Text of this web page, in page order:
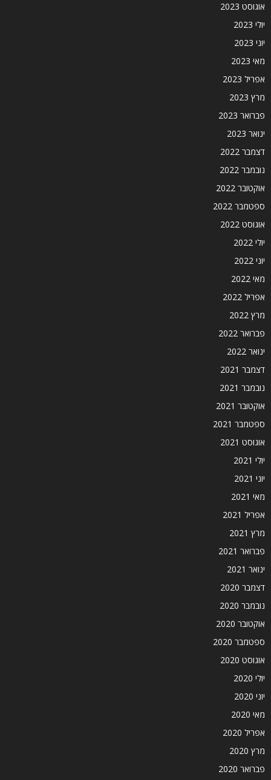
אוגוסט 2023
יולי 2023
יוני 2023
מאי 2023
אפריל 2023
מרץ 2023
פברואר 2023
ינואר 2023
דצמבר 2022
נובמבר 2022
אוקטובר 2022
ספטמבר 2022
אוגוסט 2022
יולי 2022
יוני 2022
מאי 2022
אפריל 2022
מרץ 2022
פברואר 2022
ינואר 2022
דצמבר 2021
נובמבר 2021
אוקטובר 2021
ספטמבר 2021
אוגוסט 2021
יולי 2021
יוני 2021
מאי 2021
אפריל 2021
מרץ 2021
פברואר 2021
ינואר 2021
דצמבר 2020
נובמבר 2020
אוקטובר 2020
ספטמבר 2020
אוגוסט 2020
יולי 2020
יוני 2020
מאי 2020
אפריל 2020
מרץ 2020
פברואר 2020